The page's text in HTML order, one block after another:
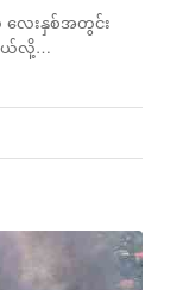
ေးနှစ်အတွင်း
တယ်လို့…